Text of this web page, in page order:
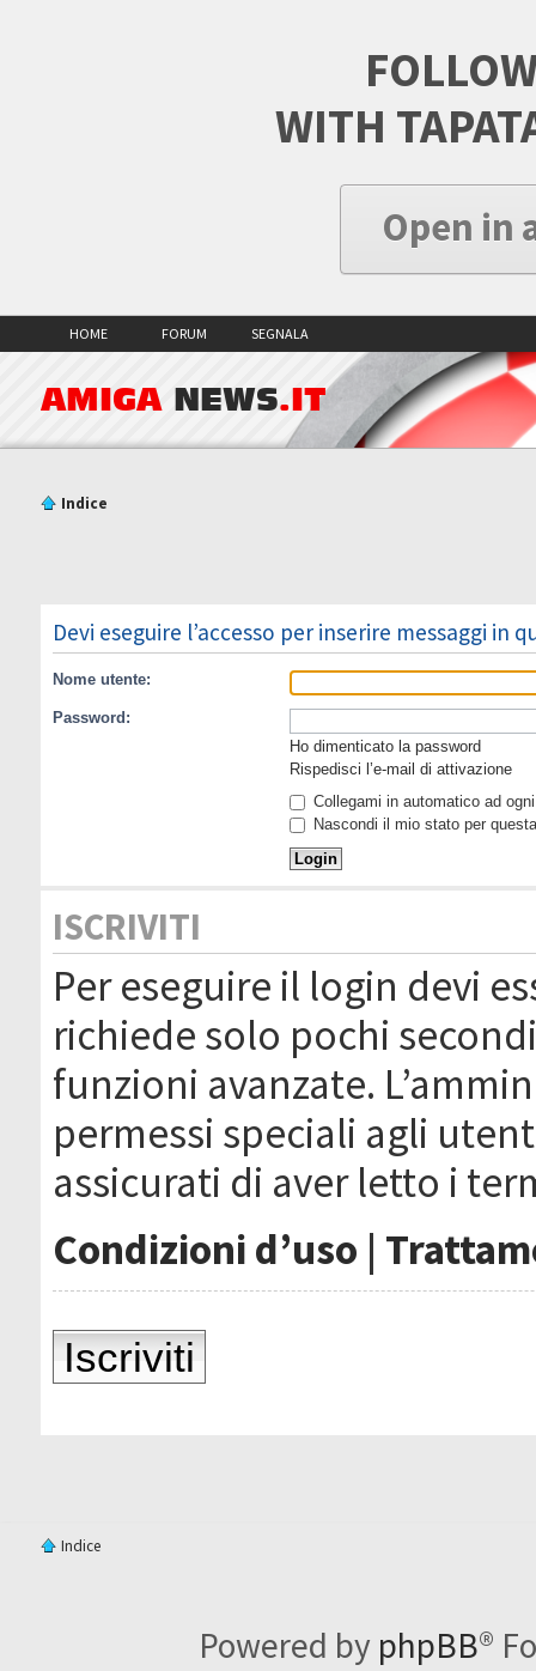
WITH
Open in
HOME FORUM SEGNALA
AMIGA NEWS.IT
Indice
Devi eseguire l’accesso per inserire messaggi in
Nome utente:
Password:
Ho dimenticato la password
Rispedisci l’e-mail di attivazione
Collegami in automatico ad
Nascondi il mio stato per
ISCRIVITI
Per eseguire il login devi
richiede solo pochi
funzioni avanzate.
permessi speciali agli
assicurati di aver letto i
Condizioni d’uso |
Iscriviti
Indice
Powered by phpBB®